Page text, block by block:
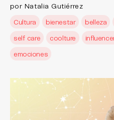
por Natalia Gutiérrez
Cultura
bienestar belleza
self care
coolture
emociones